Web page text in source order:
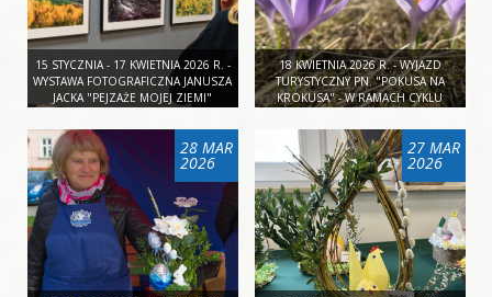
15 STYCZNIA - 17 KWIETNIA 2026 R. -
WYSTAWA FOTOGRAFICZNA JANUSZA
JACKA "PEJZAŻE MOJEJ ZIEMI"
18 KWIETNIA 2026 R. - WYJAZD
TURYSTYCZNY PN. "POKUSA NA
KROKUSA" - W RAMACH CYKLU
28 MAR
2026
27 MAR
2026